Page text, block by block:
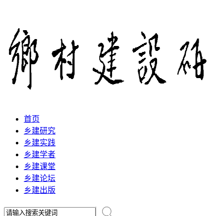
首页
乡建研究
乡建实践
乡建学者
乡建课堂
乡建论坛
乡建出版